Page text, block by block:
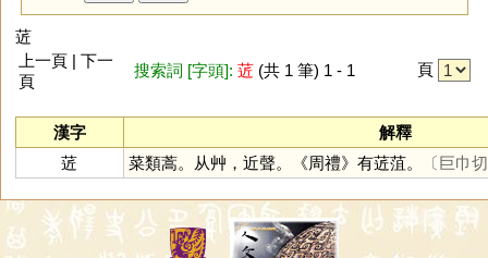
菦
上一頁 | 下一
頁
搜索詞 [字頭]: 菦(共 1 筆) 1 - 1 頁
漢字
解釋
菦
菜類蒿。从艸，近聲。《周禮》有菦菹。 〔巨巾